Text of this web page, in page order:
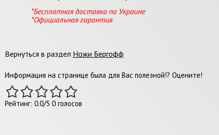
*Бесплатная доставка по Украине
*Официальная гарантия
Вернуться в раздел Ножи Бергофф
Информация на странице была для Вас полезной!? Оцените!
Рейтинг: 0.0/5 0 голосов